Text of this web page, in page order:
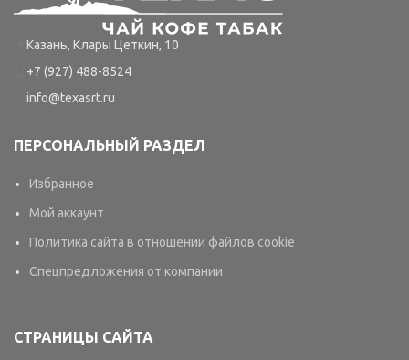
Казань, Клары Цеткин, 10
+7 (927) 488-8524
info@texasrt.ru
ПЕРСОНАЛЬНЫЙ РАЗДЕЛ
Избранное
Мой аккаунт
Политика сайта в отношении файлов cookie
Спецпредложения от компании
СТРАНИЦЫ САЙТА